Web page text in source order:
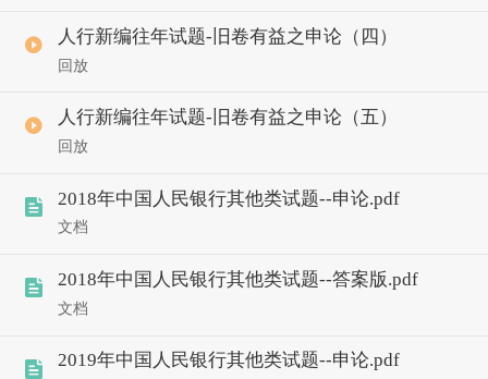
人行新编往年试题-旧卷有益之申论（四）
回放
人行新编往年试题-旧卷有益之申论（五）
回放
2018年中国人民银行其他类试题--申论.pdf
文档
2018年中国人民银行其他类试题--答案版.pdf
文档
2019年中国人民银行其他类试题--申论.pdf